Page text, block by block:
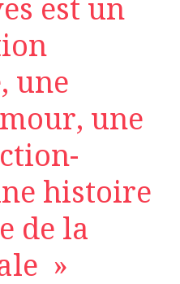
est un
une
une
histoire
de la
»